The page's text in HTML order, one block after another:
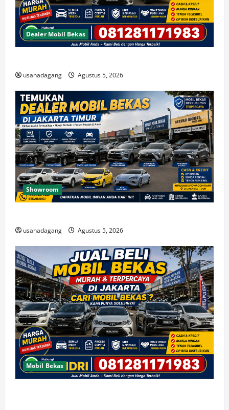
Dealer Mobil Bekas
usahadagang Agustus 5, 2026
Showroom
usahadagang Agustus 5, 2026
Mobil Bekas